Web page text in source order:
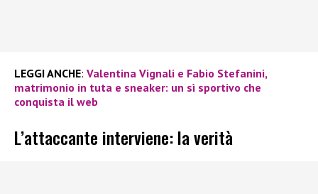
LEGGI ANCHE: Valentina Vignali e Fabio Stefanini,
matrimonio in tuta e sneaker: un sì sportivo che
conquista il web
L’attaccante interviene: la verità